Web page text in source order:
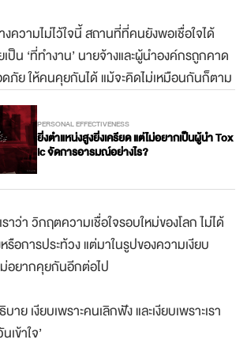
ความไม่ไว้ใจนี้ สถานที่ที่คนยังพอเชื่อใจได้
น ‘ที่ทำงาน’ นายจ้างและผู้นำองค์กรถูกคาด
PERSONAL EFFECTIVENESS
ยิ่งตำแหน่งสูงยิ่งเครียด แต่ไม่อยากเป็นผู้นำ Tox
ว่า วิกฤตความเชื่อใจรอบใหม่ของโลก ไม่ได้
รือการประท้วง แต่มาในรูปของความเงียบ
าย เงียบเพราะคนเลิกฟัง และเงียบเพราะเรา